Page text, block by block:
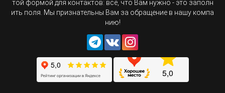
той формой для контактов: всё, что Вам нужно - это заполн
ить поля. Мы признательны Вам за обращение в нашу компа
нию!